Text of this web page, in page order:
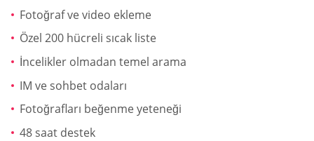
Fotoğraf ve video ekleme
Özel 200 hücreli sıcak liste
İncelikler olmadan temel arama
IM ve sohbet odaları
Fotoğrafları beğenme yeteneği
48 saat destek